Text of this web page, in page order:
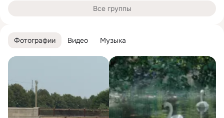
Фотографии Видео Музыка
Все группы